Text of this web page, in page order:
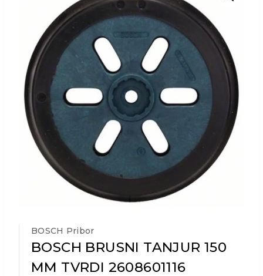
BOSCH Pribor
BOSCH BRUSNI TANJUR 150
MM TVRDI 2608601116